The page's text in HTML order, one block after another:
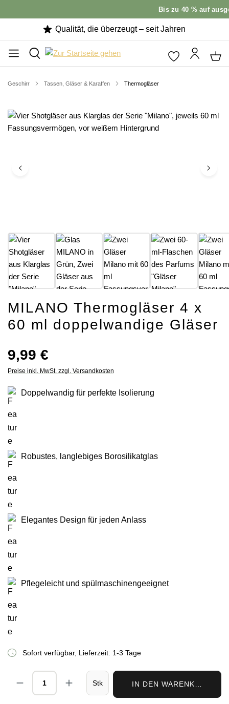
Bis zu 40 % auf
Qualität, die überzeugt – seit Jahren
Geschirr Tassen, Gläser & Karaffen Thermogläser
Bildergalerie überspringen
MILANO Thermogläser 4 x
60 ml doppelwandige Gläser
Regulärer Preis:
9,99 €
Preise inkl. MwSt. zzgl. Versandkosten
Doppelwandig für perfekte Isolierung
Robustes, langlebiges Borosilikatglas
Elegantes Design für jeden Anlass
Pflegeleicht und spülmaschinengeeignet
Sofort verfügbar, Lieferzeit: 1-3 Tage
Produkt Anzahl: Gib den gewünschten
Stk IN DEN WARENKORB